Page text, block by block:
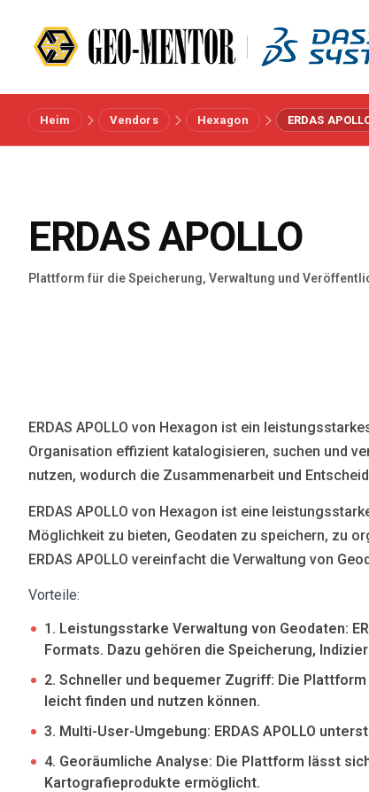
Menü
Referenzen
EN UA RU DE IT
Kontakt
Heim Vendors Hexagon ERDAS
ERDAS APOLLO
Plattform für die Speicherung, Verwaltung und
ERDAS APOLLO von Hexagon ist ein
Organisation effizient katalogisieren, suchen und
nutzen, wodurch die Zusammenarbeit und
ERDAS APOLLO von Hexagon ist eine
Möglichkeit zu bieten, Geodaten zu speichern, zu
ERDAS APOLLO vereinfacht die Verwaltung von
Vorteile:
1. Leistungsstarke Verwaltung von Geodaten:
Formats. Dazu gehören die Speicherung,
2. Schneller und bequemer Zugriff: Die
leicht finden und nutzen können.
3. Multi-User-Umgebung: ERDAS APOLLO
4. Georäumliche Analyse: Die Plattform lässt
Kartografieprodukte ermöglicht.